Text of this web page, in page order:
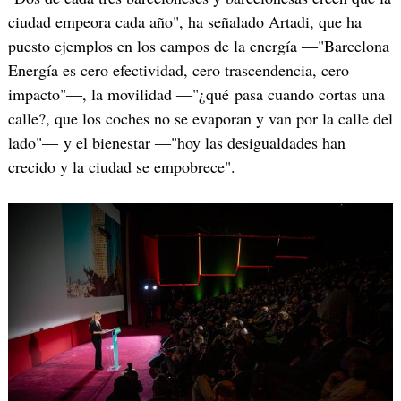
ciudad empeora cada año", ha señalado Artadi, que ha
puesto ejemplos en los campos de la energía ―"Barcelona
Energía es cero efectividad, cero trascendencia, cero
impacto"―, la movilidad ―"¿qué pasa cuando cortas una
calle?, que los coches no se evaporan y van por la calle del
lado"― y el bienestar ―"hoy las desigualdades han
crecido y la ciudad se empobrece".